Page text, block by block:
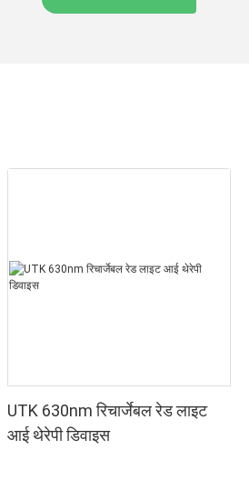
UTK 630nm रिचार्जेबल रेड लाइट
आई थेरेपी डिवाइस